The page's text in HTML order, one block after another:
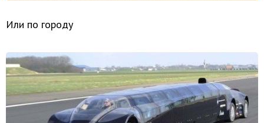
Или по городу